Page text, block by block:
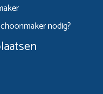
nodig?